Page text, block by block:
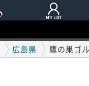
広島県 鷹の巣ゴ